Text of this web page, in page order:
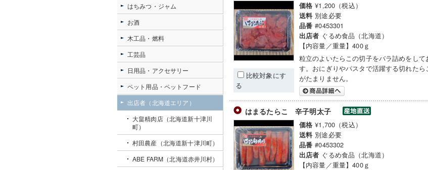
比較対象にす
る
価格 ¥1,200（税込）
送料 別途必要
品番 #0453301
出店者 ぐるめ食品（北海道）
【内容量／重量】400ｇ
粒立のよいたらこの切子をバラ詰めをして
す。おにぎりやパスタで活躍する切れた
がたまりません。
はまるたらこ 辛子明太子
価格 ¥1,700（税込）
送料 別途必要
品番 #0453302
出店者 ぐるめ食品（北海道）
【内容量／重量】400ｇ
はちみつ・ジャム
お酒
木工品・燃料
工芸品
日用品・アクセサリー
ペット用品・ペットフード
出店者（北海道エリア）
大畠精肉店（北海道新十津川
町）
村田農産（北海道新十津川町）
ABE FARM（北海道赤井川村）